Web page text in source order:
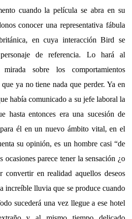
cuando la película se abra en su
conocer una representativa fábula
en cuya interacción Bird se
de referencia. Lo hará al
sobre los comportamientos
ya no tiene nada que perder. Ya en
había comunicado a su jefe laboral la
hasta entonces era una sucesión de
él en un nuevo ámbito vital, en el
su opinión, es un hombre casi “de
ocasiones parece tener la sensación ¿o
convertir en realidad aquellos deseos
increíble lluvia que se produce cuando
sucederá una vez llegue a ese hotel